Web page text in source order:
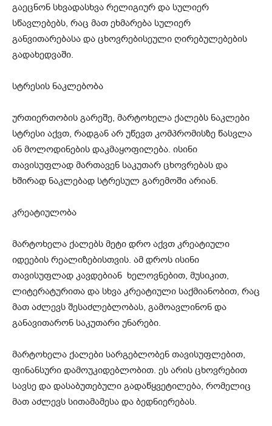
გაეცნონ სხვადასხვა რელიგიურ და სულიერ
სწავლებებს, რაც მათ ეხმარება სულიერ
განვითარებასა და ცხოვრებისეული ღირებულებების
გადახედვაში.
სტრესის ნაკლებობა
ურთიერთობის გარეშე, მარტოხელა ქალებს ნაკლები
სტრესი აქვთ, რადგან არ უწევთ კომპრომისზე წასვლა
ან მოლოდინების დაკმაყოფილება. ისინი
თავისუფლად მართავენ საკუთარ ცხოვრებას და
ხშირად ნაკლებად სტრესულ გარემოში არიან.
კრეატიულობა
მარტოხელა ქალებს მეტი დრო აქვთ კრეატიული
იდეების რეალიზებისთვის. ამ დროს ისინი
თავისუფლად კავდებიან ხელოვნებით, მუსიკით,
ლიტერატურითა და სხვა კრეატიული საქმიანობით, რაც
მათ აძლევს შესაძლებლობას, გამოავლინონ და
განავითარონ საკუთარი უნარები.
მარტოხელა ქალები სარგებლობენ თავისუფლებით,
ფინანსური დამოუკიდებლობით. ეს არის ცხოვრებით
სავსე და დასაბუთებული გადაწყვეტილება, რომელიც
მათ აძლევს სითამამესა და ბედნიერებას.